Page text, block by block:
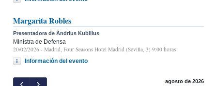
Margarita Robles
Presentadora de Andrius Kubilius
Ministra de Defensa
20/02/2026 - Madrid, Four Seasons Hotel Madrid (Sevilla, 3) 9:00 horas
Información del evento
agosto de 2026